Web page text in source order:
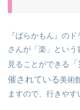
『ばらかもん』の
さんが「楽」とい
見ることができる
催されている美術
ますので、行きやす